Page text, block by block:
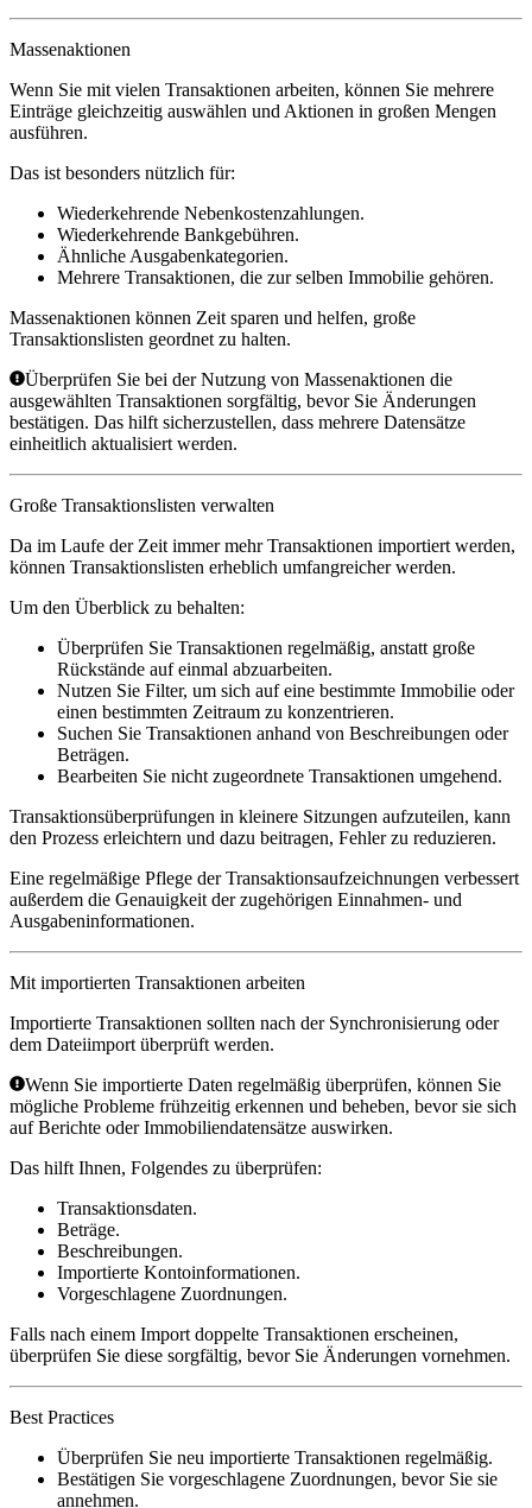
Massenaktionen
Wenn Sie mit vielen Transaktionen arbeiten, können Sie mehrere
Einträge gleichzeitig auswählen und Aktionen in großen Mengen
ausführen.
Das ist besonders nützlich für:
Wiederkehrende Nebenkostenzahlungen.
Wiederkehrende Bankgebühren.
Ähnliche Ausgabenkategorien.
Mehrere Transaktionen, die zur selben Immobilie gehören.
Massenaktionen können Zeit sparen und helfen, große
Transaktionslisten geordnet zu halten.
Überprüfen Sie bei der Nutzung von Massenaktionen die
ausgewählten Transaktionen sorgfältig, bevor Sie Änderungen
bestätigen. Das hilft sicherzustellen, dass mehrere Datensätze
einheitlich aktualisiert werden.
Große Transaktionslisten verwalten
Da im Laufe der Zeit immer mehr Transaktionen importiert werden,
können Transaktionslisten erheblich umfangreicher werden.
Um den Überblick zu behalten:
Überprüfen Sie Transaktionen regelmäßig, anstatt große
Rückstände auf einmal abzuarbeiten.
Nutzen Sie Filter, um sich auf eine bestimmte Immobilie oder
einen bestimmten Zeitraum zu konzentrieren.
Suchen Sie Transaktionen anhand von Beschreibungen oder
Beträgen.
Bearbeiten Sie nicht zugeordnete Transaktionen umgehend.
Transaktionsüberprüfungen in kleinere Sitzungen aufzuteilen, kann
den Prozess erleichtern und dazu beitragen, Fehler zu reduzieren.
Eine regelmäßige Pflege der Transaktionsaufzeichnungen verbessert
außerdem die Genauigkeit der zugehörigen Einnahmen- und
Ausgabeninformationen.
Mit importierten Transaktionen arbeiten
Importierte Transaktionen sollten nach der Synchronisierung oder
dem Dateiimport überprüft werden.
Wenn Sie importierte Daten regelmäßig überprüfen, können Sie
mögliche Probleme frühzeitig erkennen und beheben, bevor sie sich
auf Berichte oder Immobiliendatensätze auswirken.
Das hilft Ihnen, Folgendes zu überprüfen:
Transaktionsdaten.
Beträge.
Beschreibungen.
Importierte Kontoinformationen.
Vorgeschlagene Zuordnungen.
Falls nach einem Import doppelte Transaktionen erscheinen,
überprüfen Sie diese sorgfältig, bevor Sie Änderungen vornehmen.
Best Practices
Überprüfen Sie neu importierte Transaktionen regelmäßig.
Bestätigen Sie vorgeschlagene Zuordnungen, bevor Sie sie
annehmen.